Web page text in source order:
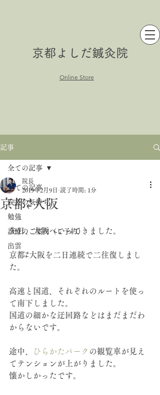
京都よしだ鍼灸院
Online Store
記事
全ての記事
院長の気持ち
勉強
診療のご案内（ご予約）
出雲
全ての記事
京都⇄大阪
院長
2019年2月9日 読了時間: 1分
先日、大阪へいってきました。
京都⇄大阪を二日連続で二往復しまし
た。
高速と国道、それぞれのルートを使っ
て南下しました。
国道の細かな迂回路などはまだまだわ
からないです。
途中、 ひらかたパーク の観覧車が見え
てテンションが上がりました。
懐かしかったです。